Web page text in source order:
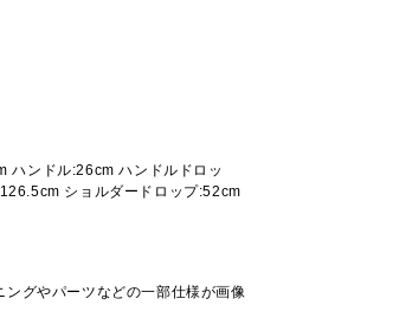
ハンドル:26cm ハンドルドロッ
ショルダードロップ:52cm
グやパーツなどの一部仕様が画像